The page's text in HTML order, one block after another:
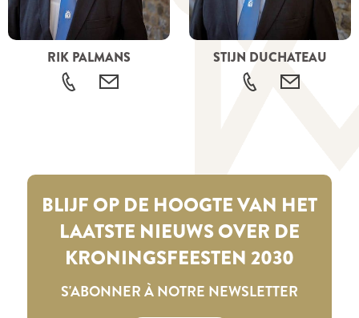
RIK PALMANS STIJN DUCHATEAU
BLIJF OP DE HOOGTE VAN HET
LAATSTE NIEUWS OVER DE
KRONINGSFEESTEN 2030
S'ABONNER À NOTRE NEWSLETTER